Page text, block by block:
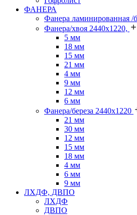
ФАНЕРА
Фанера ламинированная /
Фанера/хвоя 2440х1220,
5 мм
18 мм
15 мм
21 мм
4 мм
9 мм
12 мм
6 мм
Фанера/береза 2440х1220
21 мм
30 мм
12 мм
15 мм
18 мм
4 мм
6 мм
9 мм
ЛХДФ, ДВПО
ЛХДФ
ДВПО